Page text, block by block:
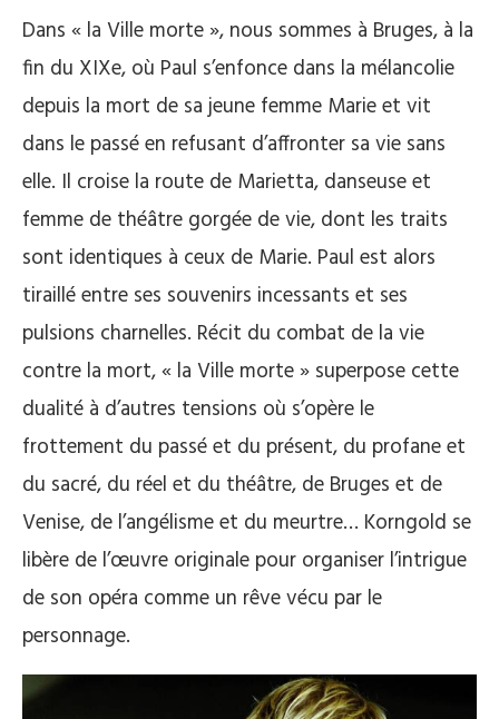
Dans « la Ville morte », nous sommes à Bruges, à la
fin du XIXe, où Paul s’enfonce dans la mélancolie
depuis la mort de sa jeune femme Marie et vit
dans le passé en refusant d’affronter sa vie sans
elle. Il croise la route de Marietta, danseuse et
femme de théâtre gorgée de vie, dont les traits
sont identiques à ceux de Marie. Paul est alors
tiraillé entre ses souvenirs incessants et ses
pulsions charnelles. Récit du combat de la vie
contre la mort, « la Ville morte » superpose cette
dualité à d’autres tensions où s’opère le
frottement du passé et du présent, du profane et
du sacré, du réel et du théâtre, de Bruges et de
Venise, de l’angélisme et du meurtre… Korngold se
libère de l’œuvre originale pour organiser l’intrigue
de son opéra comme un rêve vécu par le
personnage.